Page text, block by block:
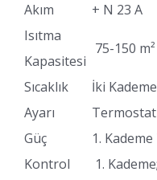
Akım
+ N 23 A
Isıtma
Kapasitesi
75-150
Sıcaklık
Ayarı
İki
Güç
Kontrol
1.
1.